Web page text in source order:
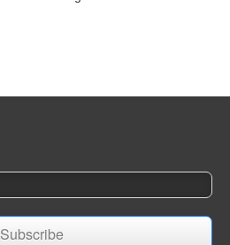
Subscribe